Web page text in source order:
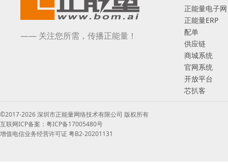
—— 关注您所需，传播正能量！
正能量电子网
正能量ERP
配单
供应链
商城系统
官网系统
开放平台
芯扒客
©2017-2026 深圳市正能量网络技术有限公司 版权所有
互联网ICP备案：粤ICP备17005480号
增值电信业务经营许可证 粤B2-20201131